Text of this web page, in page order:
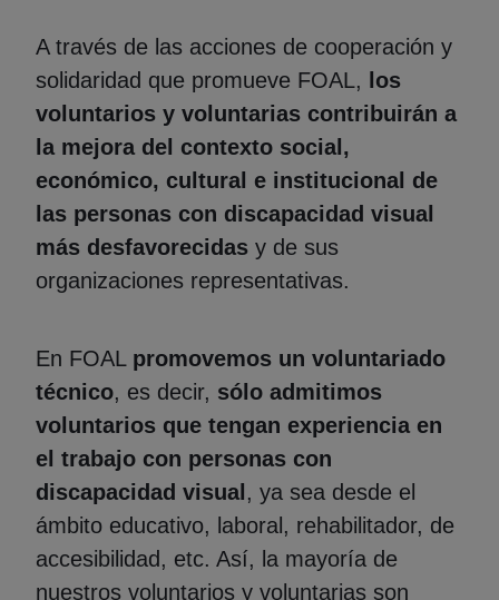
A través de las acciones de cooperación y
solidaridad que promueve FOAL, los
voluntarios y voluntarias contribuirán a
la mejora del contexto social,
económico, cultural e institucional de
las personas con discapacidad visual
más desfavorecidas y de sus
organizaciones representativas.
En FOAL promovemos un voluntariado
técnico, es decir, sólo admitimos
voluntarios que tengan experiencia en
el trabajo con personas con
discapacidad visual, ya sea desde el
ámbito educativo, laboral, rehabilitador, de
accesibilidad, etc. Así, la mayoría de
nuestros voluntarios y voluntarias son